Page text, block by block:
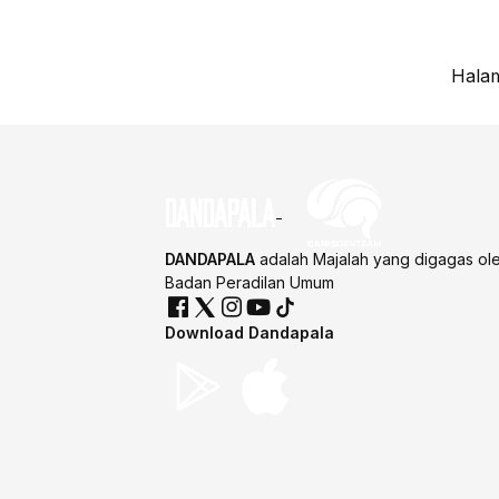
DANDAPALA adalah Majalah yang digagas
Badan Peradilan Umum
Download Dandapala